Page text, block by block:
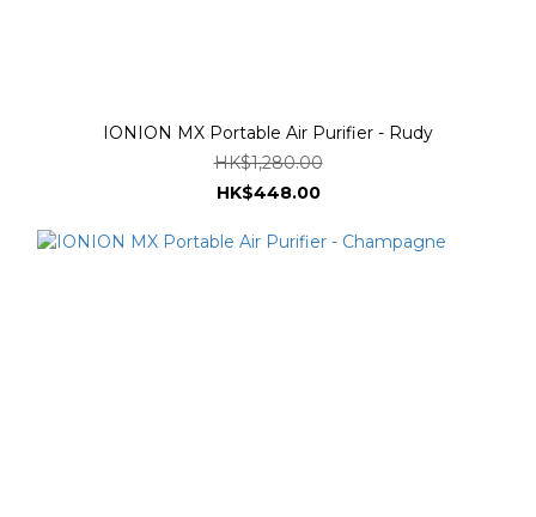
IONION MX Portable Air Purifier - Rudy
HK$1,280.00
HK$448.00